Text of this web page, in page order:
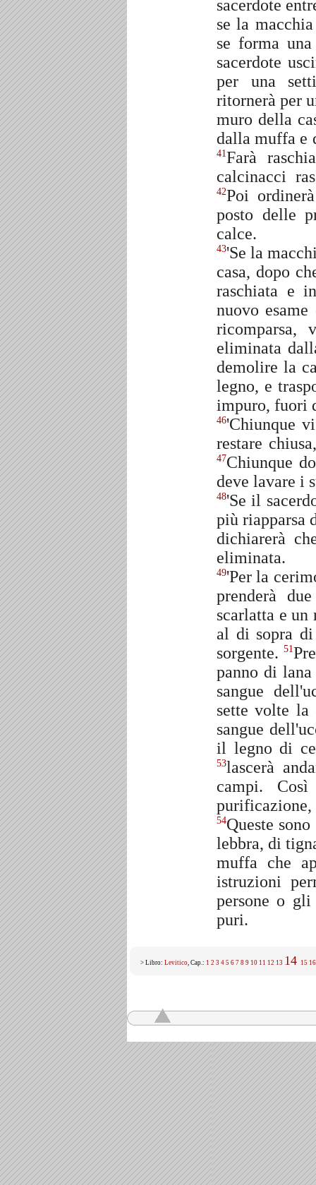
sacerdote
se la
se forma
sacerdote
per una
ritornerà per
muro della
dalla muffa e
41Farà
calcinacci
42Poi
posto delle
calce.
43'Se la
casa, dopo
raschiata e
nuovo
ricomparsa,
eliminata
demolire la
legno, e
impuro, fuori
46'Chiunque
restare
47Chiunque
deve lavare i
48'Se il
più riapparsa
dichiarerà
eliminata.
49'Per la
prenderà
scarlatta e
al di sopra di
sorgente. 51
panno di
sangue
sette volte la
sangue
il legno di
53lascerà
campi.
purificazione,
54Queste
lebbra, di
muffa che
istruzioni
persone o
puri.
> Libro: Levitico, Cap.: 1 2 3 4 5 6 7 8 9 10 11 12 13 14 15 16